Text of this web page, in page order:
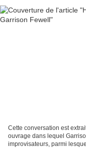
Cette conversation est
ouvrage dans lequel
improvisateurs, parmi